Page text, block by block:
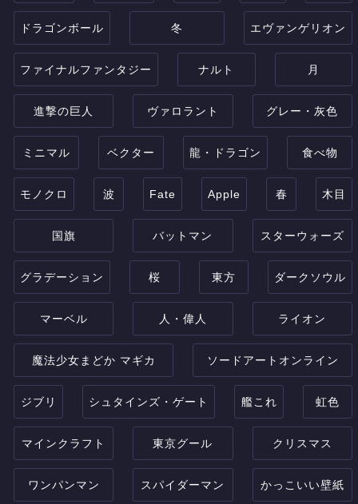
ドラゴンボール 冬 エヴァンゲリオン
ファイナルファンタジー ナルト 月
進撃の巨人 ヴァロラント グレー・灰色
ミニマル ベクター 龍・ドラゴン 食べ物
モノクロ 波 Fate Apple 春 木目
国旗 バットマン スターウォーズ
グラデーション 桜 東方 ダークソウル
マーベル 人・偉人 ライオン
魔法少女まどか マギカ ソードアートオンライン
ジブリ シュタインズ・ゲート 艦これ 虹色
マインクラフト 東京グール クリスマス
ワンパンマン スパイダーマン かっこいい壁紙